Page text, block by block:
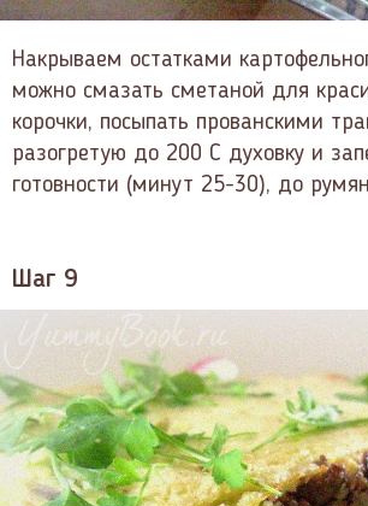
Накрываем остатками
можно смазать сметаной для
корочки, посыпать прованскими
разогретую до 200 С духовку и
готовности (минут 25-30), до
Шаг 9